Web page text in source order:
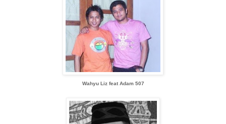
Wahyu Liz feat Adam 507